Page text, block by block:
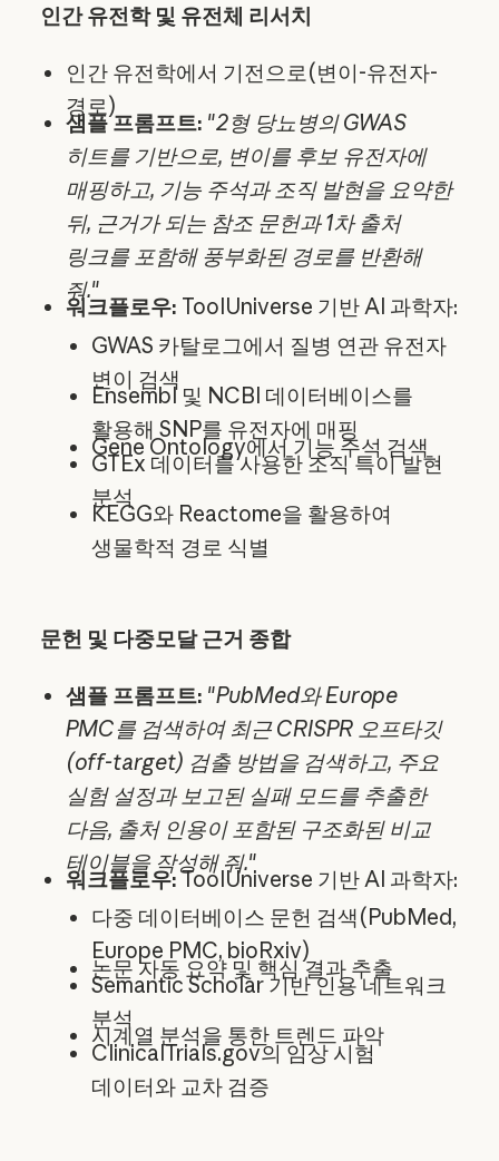
인간 유전학 및 유전체 리서치
인간 유전학에서 기전으로(변이-유전자-
경로)
샘플 프롬프트: "2형 당뇨병의 GWAS
히트를 기반으로, 변이를 후보 유전자에
매핑하고, 기능 주석과 조직 발현을 요약한
뒤, 근거가 되는 참조 문헌과 1차 출처
링크를 포함해 풍부화된 경로를 반환해
줘."
워크플로우: ToolUniverse 기반 AI 과학자:
GWAS 카탈로그에서 질병 연관 유전자
변이 검색
Ensembl 및 NCBI 데이터베이스를
활용해 SNP를 유전자에 매핑
Gene Ontology에서 기능 주석 검색
GTEx 데이터를 사용한 조직 특이 발현
분석
KEGG와 Reactome을 활용하여
생물학적 경로 식별
문헌 및 다중모달 근거 종합
샘플 프롬프트: "PubMed와 Europe
PMC를 검색하여 최근 CRISPR 오프타깃
(off-target) 검출 방법을 검색하고, 주요
실험 설정과 보고된 실패 모드를 추출한
다음, 출처 인용이 포함된 구조화된 비교
테이블을 작성해 줘."
워크플로우:ToolUniverse 기반 AI 과학자:
다중 데이터베이스 문헌 검색(PubMed,
Europe PMC, bioRxiv)
논문 자동 요약 및 핵심 결과 추출
Semantic Scholar 기반 인용 네트워크
분석
시계열 분석을 통한 트렌드 파악
ClinicalTrials.gov의 임상 시험
데이터와 교차 검증